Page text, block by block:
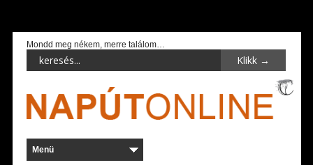
Mondd meg nékem, merre találom…